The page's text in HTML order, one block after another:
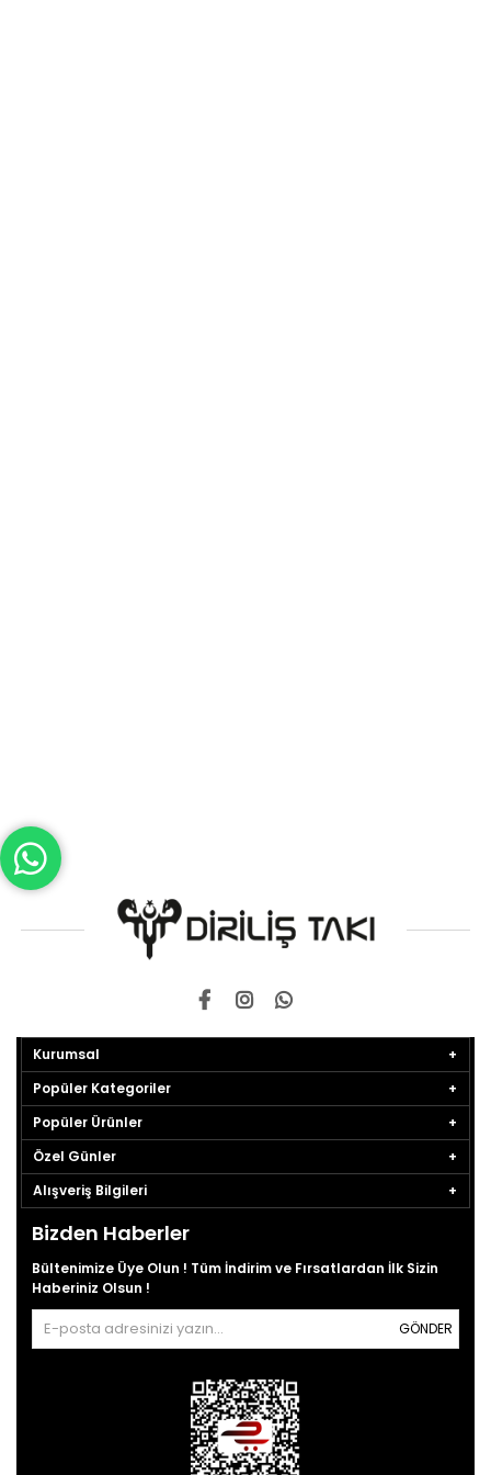
Kurumsal
Popüler Kategoriler
Popüler Ürünler
Özel Günler
Alışveriş Bilgileri
Bizden Haberler
Bültenimize Üye Olun ! Tüm İndirim ve Fırsatlardan İlk Sizin
Haberiniz Olsun !
GÖNDER